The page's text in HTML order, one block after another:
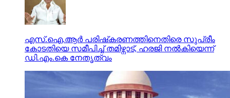
എസ്.ഐ.ആർ പരിഷ്‍കരണത്തിനെതിരെ സുപ്രീം
കോടതിയെ സമീപിച്ച് തമിഴ്നാട്, ഹരജി നൽകിയെന്ന്
ഡി.എം.കെ നേതൃത്വം